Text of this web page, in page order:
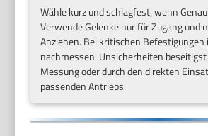
Wähle kurz und schlagfest, wenn
Verwende Gelenke nur für Zugang und
Anziehen. Bei kritischen
nachmessen. Unsicherheiten beseitigst
Messung oder durch den direkten
passenden Antriebs.